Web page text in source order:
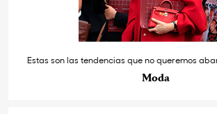
Estas son las tendencias que no queremos
Moda